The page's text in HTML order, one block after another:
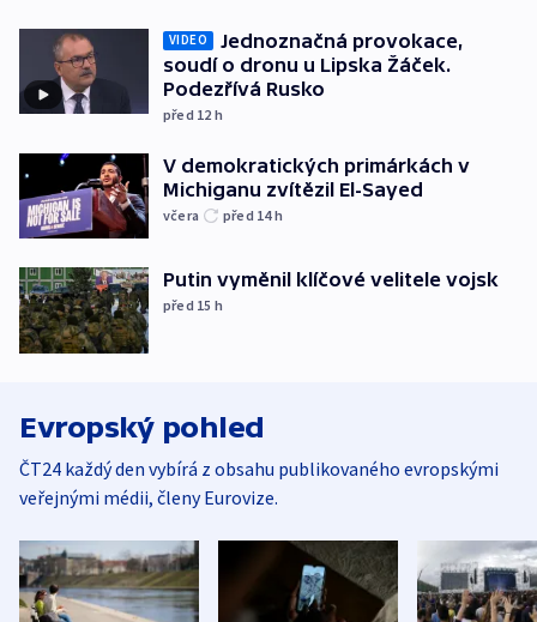
VIDEO
Jednoznačná provokace,
soudí o dronu u Lipska Žáček.
Podezřívá Rusko
před 12 h
V demokratických primárkách v
Michiganu zvítězil El-Sayed
včera před 14h
Putin vyměnil klíčové velitele vojsk
před 15 h
Evropský pohled
ČT24 každý den vybírá z obsahu publikovaného evropskými
veřejnými médii, členy Eurovize.